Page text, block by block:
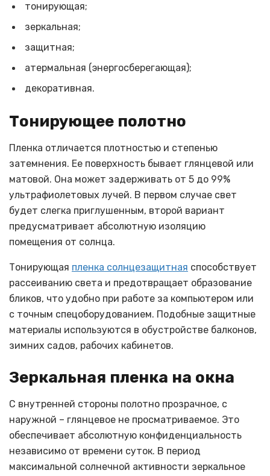
тонирующая;
зеркальная;
защитная;
атермальная (энергосберегающая);
декоративная.
Тонирующее полотно
Пленка отличается плотностью и степенью
затемнения. Ее поверхность бывает глянцевой или
матовой. Она может задерживать от 5 до 99%
ультрафиолетовых лучей. В первом случае свет
будет слегка приглушенным, второй вариант
предусматривает абсолютную изоляцию
помещения от солнца.
Тонирующая пленка солнцезащитная способствует
рассеиванию света и предотвращает образование
бликов, что удобно при работе за компьютером или
с точным спецоборудованием. Подобные защитные
материалы используются в обустройстве балконов,
зимних садов, рабочих кабинетов.
Зеркальная пленка на окна
С внутренней стороны полотно прозрачное, с
наружной – глянцевое не просматриваемое. Это
обеспечивает абсолютную конфиденциальность
независимо от времени суток. В период
максимальной солнечной активности зеркальное